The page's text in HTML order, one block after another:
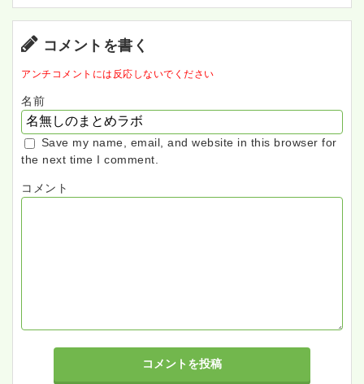
コメントを書く
アンチコメントには反応しないでください
名前
Save my name, email, and website in this browser for
the next time I comment.
コメント